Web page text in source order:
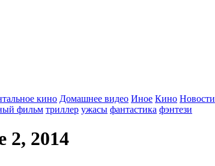
кино Домашнее видео Иное Кино Новости
фильм триллер ужасы фантастика фэнтези
2, 2014